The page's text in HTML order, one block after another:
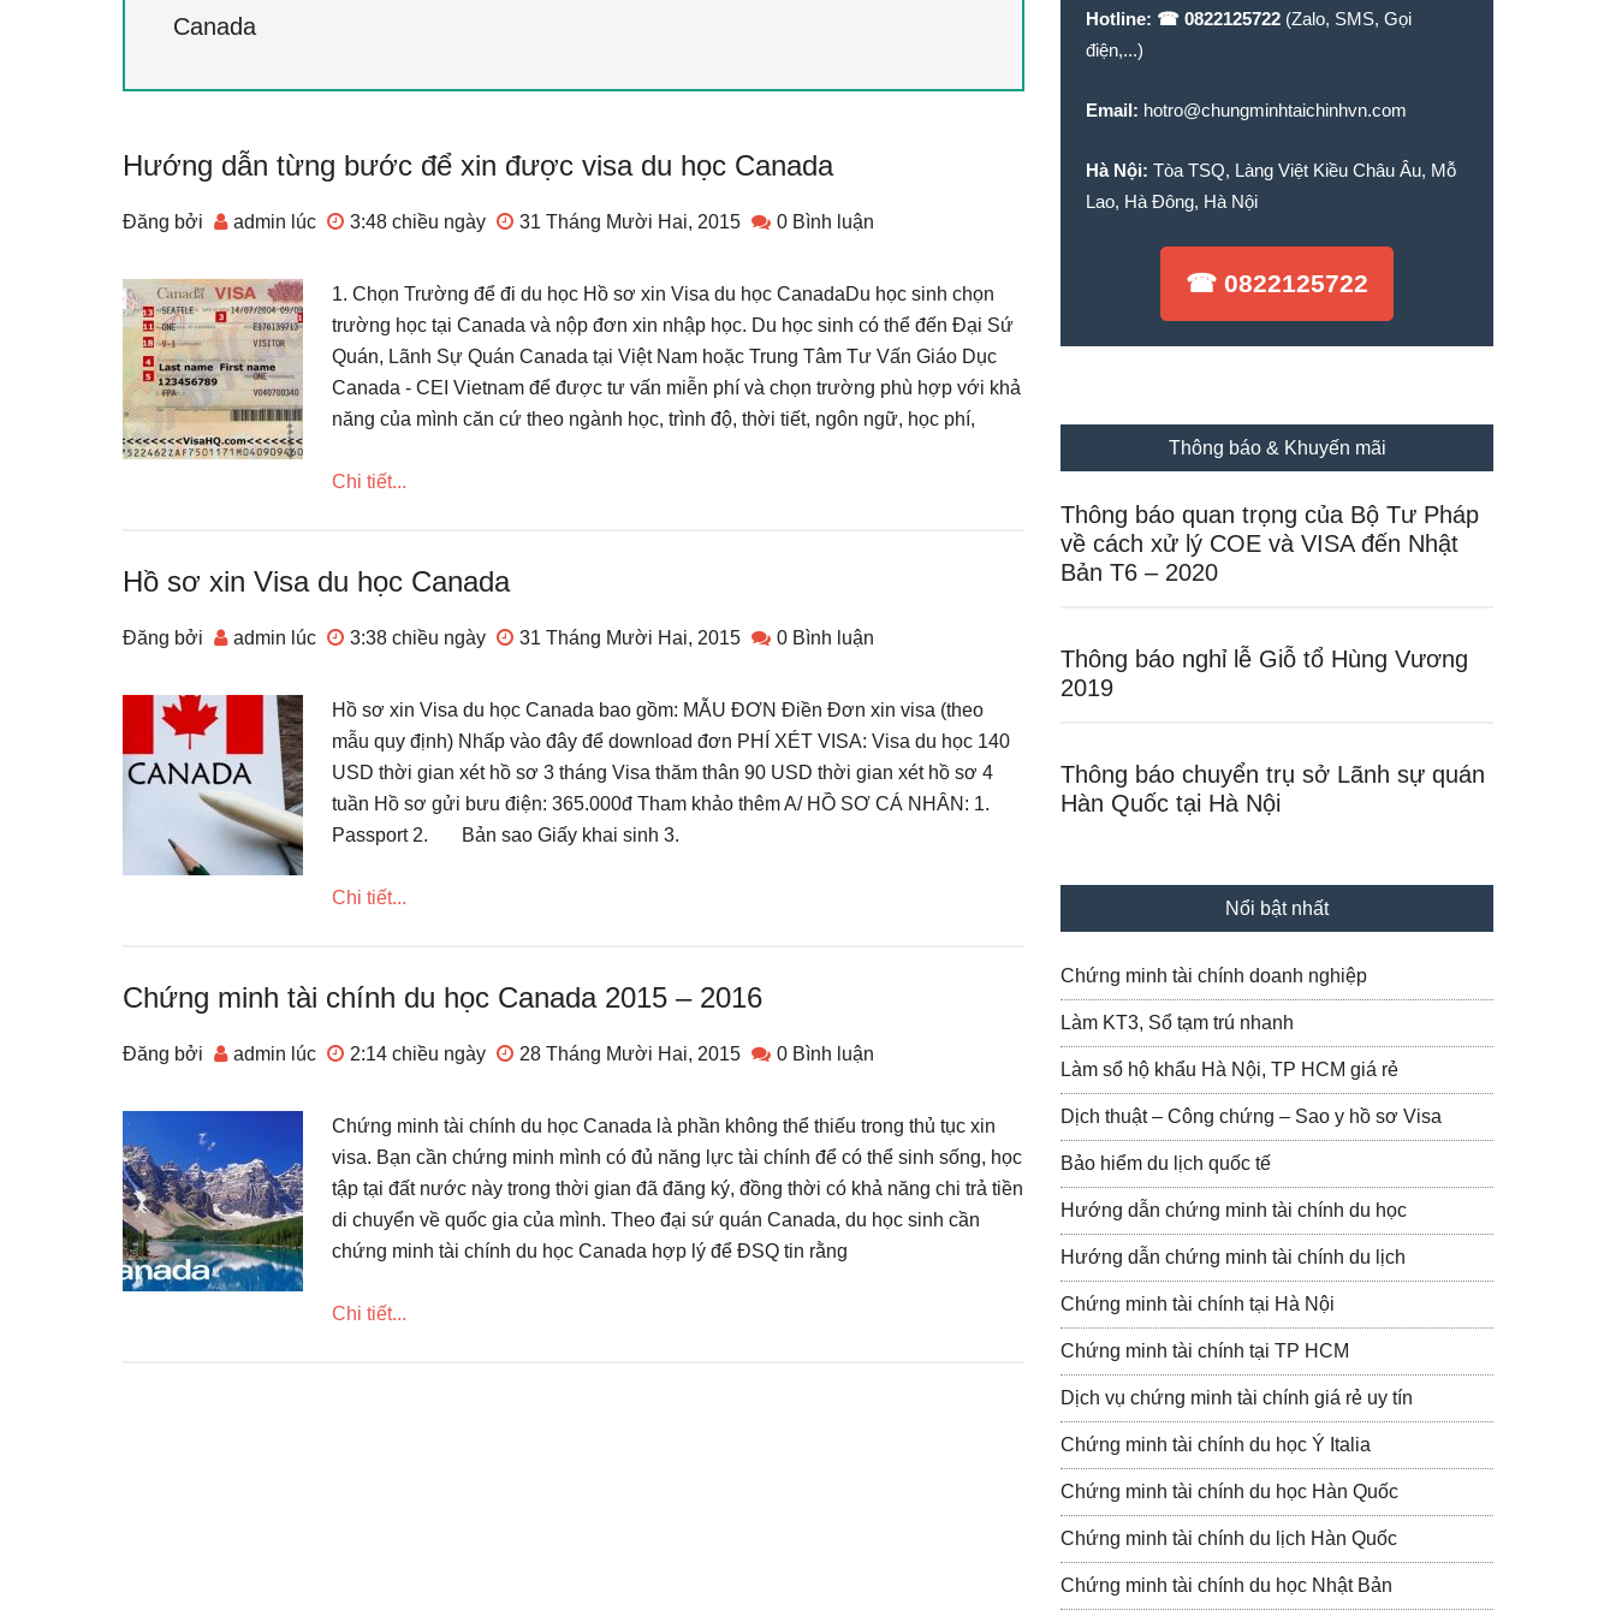
Canada
Hướng dẫn từng bước để xin được visa du học Canada
Đăng bởi admin lúc 3:48 chiều ngày 31 Tháng Mười Hai, 2015 0 Bình luận
1. Chọn Trường để đi du học Hồ sơ xin Visa du học CanadaDu học sinh chọn
trường học tại Canada và nộp đơn xin nhập học. Du học sinh có thể đến Đại Sứ
Quán, Lãnh Sự Quán Canada tại Việt Nam hoặc Trung Tâm Tư Vấn Giáo Dục
Canada - CEI Vietnam để được tư vấn miễn phí và chọn trường phù hợp với khả
năng của mình căn cứ theo ngành học, trình độ, thời tiết, ngôn ngữ, học phí,
Chi tiết...
Hồ sơ xin Visa du học Canada
Đăng bởi admin lúc 3:38 chiều ngày 31 Tháng Mười Hai, 2015 0 Bình luận
Hồ sơ xin Visa du học Canada bao gồm: MẪU ĐƠN Điền Đơn xin visa (theo
mẫu quy định) Nhấp vào đây để download đơn PHÍ XÉT VISA: Visa du học 140
USD thời gian xét hồ sơ 3 tháng Visa thăm thân 90 USD thời gian xét hồ sơ 4
tuần Hồ sơ gửi bưu điện: 365.000đ Tham khảo thêm A/ HỒ SƠ CÁ NHÂN: 1.
Passport 2. Bản sao Giấy khai sinh 3.
Chi tiết...
Chứng minh tài chính du học Canada 2015 – 2016
Đăng bởi admin lúc 2:14 chiều ngày 28 Tháng Mười Hai, 2015 0 Bình luận
Chứng minh tài chính du học Canada là phần không thể thiếu trong thủ tục xin
visa. Bạn cần chứng minh mình có đủ năng lực tài chính để có thể sinh sống, học
tập tại đất nước này trong thời gian đã đăng ký, đồng thời có khả năng chi trả tiền
di chuyển về quốc gia của mình. Theo đại sứ quán Canada, du học sinh cần
chứng minh tài chính du học Canada hợp lý để ĐSQ tin rằng
Chi tiết...
Hotline: ☎ 0822125722 (Zalo, SMS, Gọi
điện,...)
Email: hotro@chungminhtaichinhvn.com
Hà Nội: Tòa TSQ, Làng Việt Kiều Châu Âu, Mỗ
Lao, Hà Đông, Hà Nội
☎ 0822125722
Thông báo & Khuyến mãi
Thông báo quan trọng của Bộ Tư Pháp
về cách xử lý COE và VISA đến Nhật
Bản T6 – 2020
Thông báo nghỉ lễ Giỗ tổ Hùng Vương
2019
Thông báo chuyển trụ sở Lãnh sự quán
Hàn Quốc tại Hà Nội
Nổi bật nhất
Chứng minh tài chính doanh nghiệp
Làm KT3, Sổ tạm trú nhanh
Làm sổ hộ khẩu Hà Nội, TP HCM giá rẻ
Dịch thuật – Công chứng – Sao y hồ sơ Visa
Bảo hiểm du lịch quốc tế
Hướng dẫn chứng minh tài chính du học
Hướng dẫn chứng minh tài chính du lịch
Chứng minh tài chính tại Hà Nội
Chứng minh tài chính tại TP HCM
Dịch vụ chứng minh tài chính giá rẻ uy tín
Chứng minh tài chính du học Ý Italia
Chứng minh tài chính du học Hàn Quốc
Chứng minh tài chính du lịch Hàn Quốc
Chứng minh tài chính du học Nhật Bản